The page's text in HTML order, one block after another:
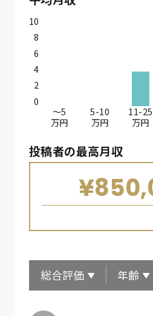
10
8
6
4
2
0
〜5
万円
5-10
万円
11-25
万円
投稿者の最高月収
総合評価 年齢